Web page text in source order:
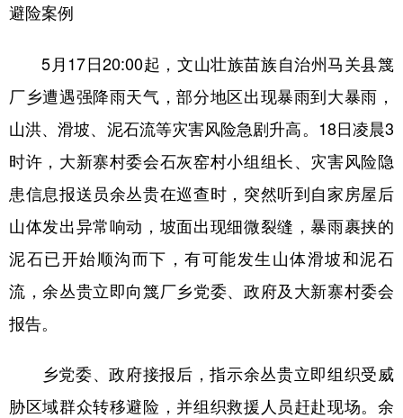
避险案例
5月17日20:00起，文山壮族苗族自治州马关县篾
厂乡遭遇强降雨天气，部分地区出现暴雨到大暴雨，
山洪、滑坡、泥石流等灾害风险急剧升高。18日凌晨3
时许，大新寨村委会石灰窑村小组组长、灾害风险隐
患信息报送员余丛贵在巡查时，突然听到自家房屋后
山体发出异常响动，坡面出现细微裂缝，暴雨裹挟的
泥石已开始顺沟而下，有可能发生山体滑坡和泥石
流，余丛贵立即向篾厂乡党委、政府及大新寨村委会
报告。
乡党委、政府接报后，指示余丛贵立即组织受威
胁区域群众转移避险，并组织救援人员赶赴现场。余